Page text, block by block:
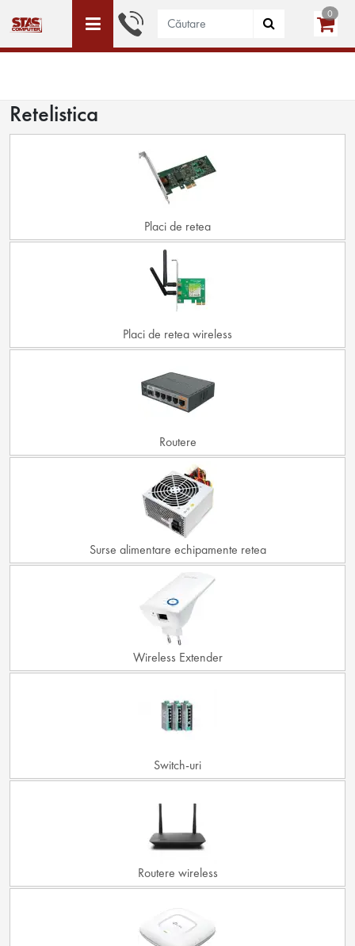
ACEST SITE ESTE DEDICAT DOAR PERSOANELE JURIDICE
CREEAZĂ CONT
0
Retelistica
Placi de retea
Placi de retea wireless
Routere
Surse alimentare echipamente retea
Wireless Extender
Switch-uri
Routere wireless